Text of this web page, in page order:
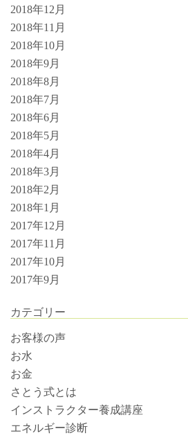
2018年12月
2018年11月
2018年10月
2018年9月
2018年8月
2018年7月
2018年6月
2018年5月
2018年4月
2018年3月
2018年2月
2018年1月
2017年12月
2017年11月
2017年10月
2017年9月
カテゴリー
お客様の声
お水
お金
さとう式とは
インストラクター養成講座
エネルギー診断